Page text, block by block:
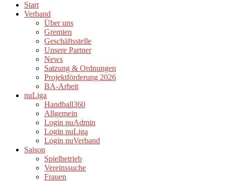
Start
Verband
Über uns
Gremien
Geschäftsstelle
Unsere Partner
News
Satzung & Ordnungen
Projektförderung 2026
BA-Arbeit
nuLiga
Handball360
Allgemein
Login nuAdmin
Login nuLiga
Login nuVerband
Saison
Spielbetrieb
Vereinssuche
Frauen